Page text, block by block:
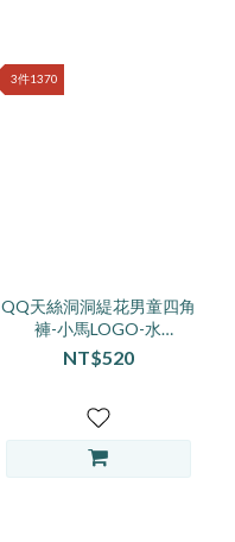
3件1370
QQ天絲洞洞緹花男童四角
褲-小馬LOGO-水
130~150
NT$520